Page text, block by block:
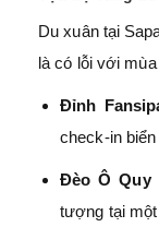
Du xuân tại
là có lỗi với
Đỉnh
check-in biển
Đèo Ô Quy
tượng tại một